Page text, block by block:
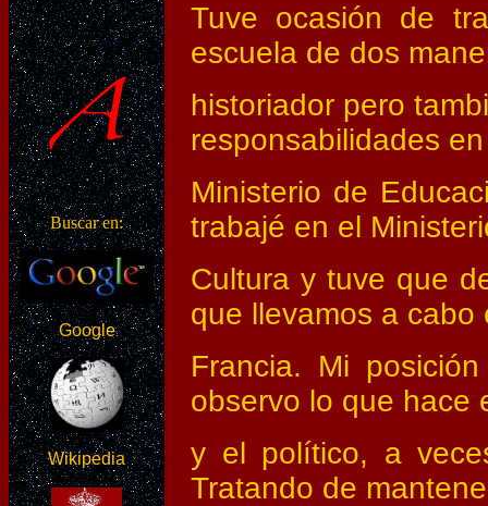
Buscar en:
Google
Wikipedia
Tuve ocasión de
escuela de dos
historiador pero
responsabilidades
Ministerio de
trabajé en el
Cultura y tuve que
que llevamos a cabo
Francia. Mi
observo lo que hace
y el político, a
Tratando de